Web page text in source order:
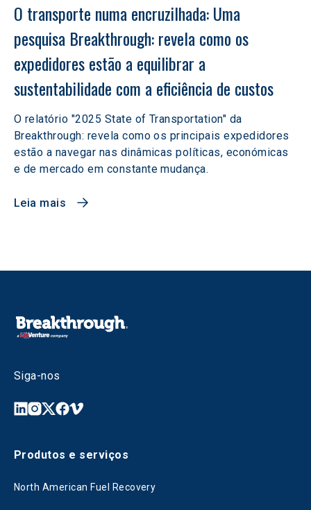
O transporte numa encruzilhada: Uma
pesquisa Breakthrough: revela como os
expedidores estão a equilibrar a
sustentabilidade com a eficiência de custos
O relatório "2025 State of Transportation" da
Breakthrough: revela como os principais expedidores
estão a navegar nas dinâmicas políticas, económicas
e de mercado em constante mudança.
Leia mais
Siga-nos
Produtos e serviços
North American Fuel Recovery